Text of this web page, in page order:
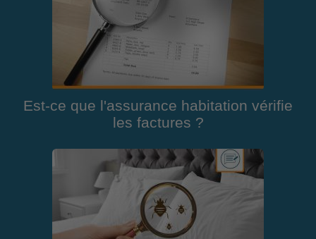
Est-ce que l'assurance habitation vérifie
les factures ?